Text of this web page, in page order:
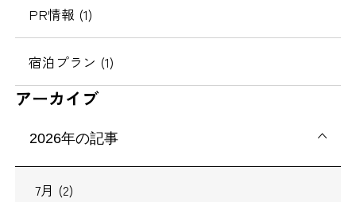
PR情報 (1)
宿泊プラン (1)
アーカイブ
2026年の記事
7月 (2)